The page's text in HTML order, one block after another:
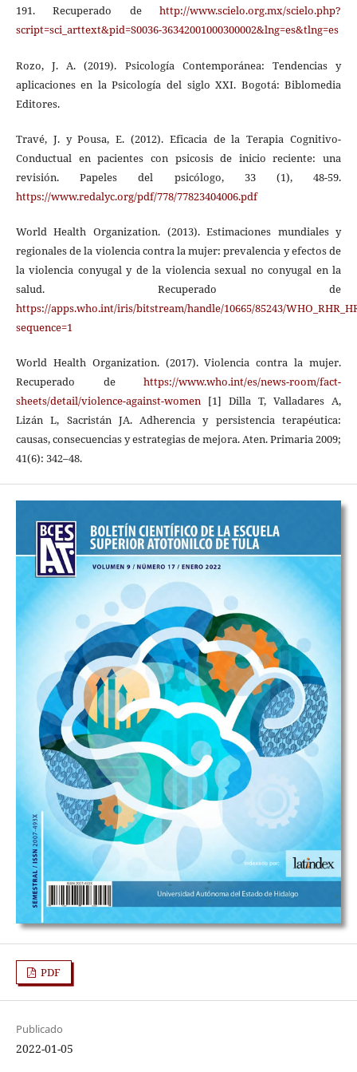
191. Recuperado dehttp://www.scielo.org.mx/scielo.php?
script=sci_arttext&pid=S0036-36342001000300002&lng=es&tlng=es
Rozo, J. A. (2019). Psicología Contemporánea: Tendencias y
aplicaciones en la Psicología del siglo XXI. Bogotá: Biblomedia
Editores.
Travé, J. y Pousa, E. (2012). Eficacia de la Terapia Cognitivo-
Conductual en pacientes con psicosis de inicio reciente: una
revisión. Papeles del psicólogo, 33 (1), 48-59.
https://www.redalyc.org/pdf/778/77823404006.pdf
World Health Organization. (2013). Estimaciones mundiales y
regionales de la violencia contra la mujer: prevalencia y efectos de
la violencia conyugal y de la violencia sexual no conyugal en la
salud. Recuperado de
https://apps.who.int/iris/bitstream/handle/10665/85243/
sequence=1
World Health Organization. (2017). Violencia contra la mujer.
Recuperado dehttps://www.who.int/es/news-room/fact-
sheets/detail/violence-against-women [1] Dilla T, Valladares A,
Lizán L, Sacristán JA. Adherencia y persistencia terapéutica:
causas, consecuencias y estrategias de mejora. Aten. Primaria 2009;
41(6): 342–48.
PDF
Publicado
2022-01-05